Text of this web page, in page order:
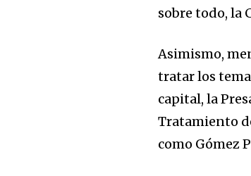
sobre todo, la
Asimismo,
tratar los
capital, la
Tratamiento
como Gómez